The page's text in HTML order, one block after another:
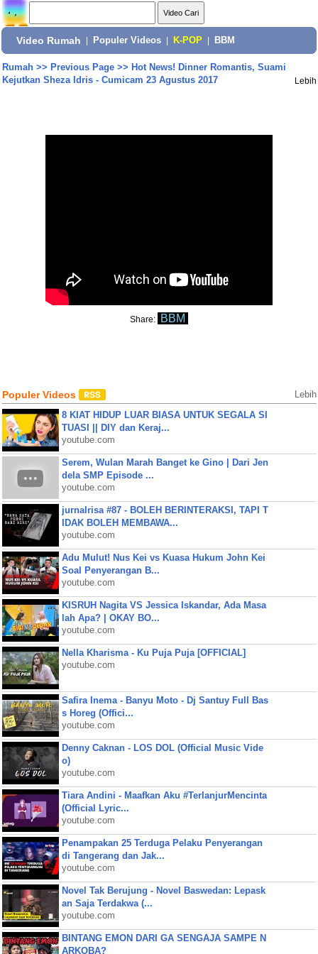
Video Rumah Populer Videos K-POP BBM
Rumah>> Previous Page>> Hot News! Dinner Romantis, Suami
Kejutkan Sheza Idris - Cumicam 23 Agustus 2017
Lebih
Share: BBM
Populer Videos Lebih
8 KIAT HIDUP LUAR BIASA UNTUK SEGALA SI
TUASI || DIY dan Keraj...
youtube.com
Serem, Wulan Marah Banget ke Gino | Dari Jen
dela SMP Episode ...
youtube.com
jurnalrisa #87 - BOLEH BERINTERAKSI, TAPI T
IDAK BOLEH MEMBAWA...
youtube.com
Adu Mulut! Nus Kei vs Kuasa Hukum John Kei
Soal Penyerangan B...
youtube.com
KISRUH Nagita VS Jessica Iskandar, Ada Masa
lah Apa? | OKAY BO...
youtube.com
Nella Kharisma - Ku Puja Puja [OFFICIAL]
youtube.com
Safira Inema - Banyu Moto - Dj Santuy Full Bas
s Horeg (Offici...
youtube.com
Denny Caknan - LOS DOL (Official Music Vide
o)
youtube.com
Tiara Andini - Maafkan Aku #TerlanjurMencinta
(Official Lyric...
youtube.com
Penampakan 25 Terduga Pelaku Penyerangan
di Tangerang dan Jak...
youtube.com
Novel Tak Berujung - Novel Baswedan: Lepask
an Saja Terdakwa (...
youtube.com
BINTANG EMON DARI GA SENGAJA SAMPE N
ARKOBA?